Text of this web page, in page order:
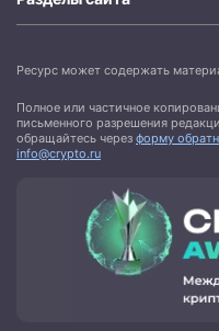
Ресурс может содержать
Полное или частичное
письменного разрешения
обращайтесь через форму
info@crypto.ru